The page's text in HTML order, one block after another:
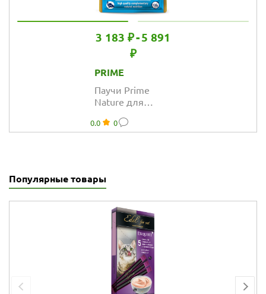
3 183 ₽-5 891
₽
PRIME
Паучи Prime
Nature для
желе
0.0 0
Популярные товары